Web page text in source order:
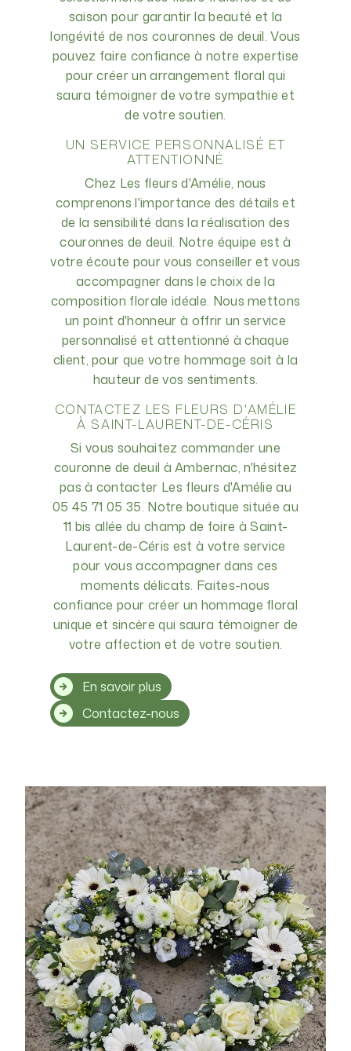
saison pour garantir la beauté et la
longévité de nos couronnes de deuil. Vous
pouvez faire confiance à notre expertise
pour créer un arrangement floral qui
saura témoigner de votre sympathie et
de votre soutien.
UN SERVICE PERSONNALISÉ ET
ATTENTIONNÉ
Chez Les fleurs d'Amélie, nous
comprenons l'importance des détails et
de la sensibilité dans la réalisation des
couronnes de deuil. Notre équipe est à
votre écoute pour vous conseiller et vous
accompagner dans le choix de la
composition florale idéale. Nous mettons
un point d'honneur à offrir un service
personnalisé et attentionné à chaque
client, pour que votre hommage soit à la
hauteur de vos sentiments.
CONTACTEZ LES FLEURS D'AMÉLIE
À SAINT-LAURENT-DE-CÉRIS
Si vous souhaitez commander une
couronne de deuil à Ambernac, n'hésitez
pas à contacter Les fleurs d'Amélie au
05 45 71 05 35. Notre boutique située au
11 bis allée du champ de foire à Saint-
Laurent-de-Céris est à votre service
pour vous accompagner dans ces
moments délicats. Faites-nous
confiance pour créer un hommage floral
unique et sincère qui saura témoigner de
votre affection et de votre soutien.
En savoir plus
Contactez-nous